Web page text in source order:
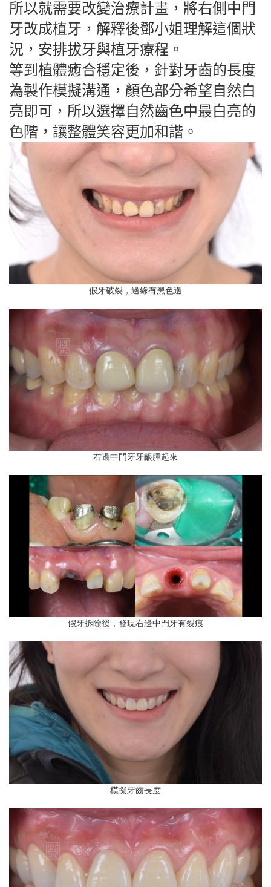
所以就需要改變治療計畫，將右側中門
牙改成植牙，解釋後鄧小姐理解這個狀
況，安排拔牙與植牙療程。
等到植體癒合穩定後，針對牙齒的長度
為製作模擬溝通，顏色部分希望自然白
亮即可，所以選擇自然齒色中最白亮的
色階，讓整體笑容更加和諧。
假牙破裂，邊緣有黑色邊
右邊中門牙牙齦腫起來
假牙拆除後，發現右邊中門牙有裂痕
模擬牙齒長度